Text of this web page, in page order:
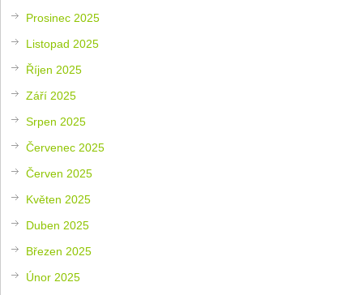
Prosinec 2025
Listopad 2025
Říjen 2025
Září 2025
Srpen 2025
Červenec 2025
Červen 2025
Květen 2025
Duben 2025
Březen 2025
Únor 2025